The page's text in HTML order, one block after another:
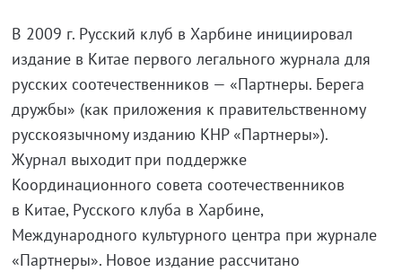
В 2009 г. Русский клуб в Харбине инициировал
издание в Китае первого легального журнала для
русских соотечественников — «Партнеры. Берега
дружбы» (как приложения к правительственному
русскоязычному изданию КНР «Партнеры»).
Журнал выходит при поддержке
Координационного совета соотечественников
в Китае, Русского клуба в Харбине,
Международного культурного центра при журнале
«Партнеры». Новое издание рассчитано